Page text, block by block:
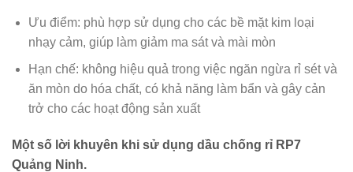
Ưu điểm: phù hợp sử dụng cho các bề mặt kim loại
nhạy cảm, giúp làm giảm ma sát và mài mòn
Hạn chế: không hiệu quả trong việc ngăn ngừa rỉ sét và
ăn mòn do hóa chất, có khả năng làm bẩn và gây cản
trở cho các hoạt động sản xuất
Một số lời khuyên khi sử dụng dầu chống rỉ RP7
Quảng Ninh.